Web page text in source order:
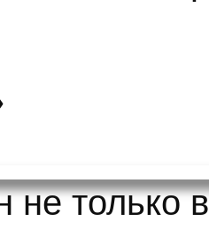
не только